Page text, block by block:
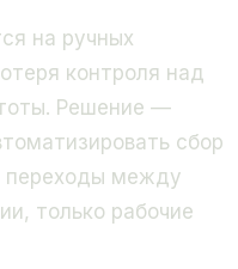
на ручных
контроля над
Решение —
сбор
переходы между
только рабочие